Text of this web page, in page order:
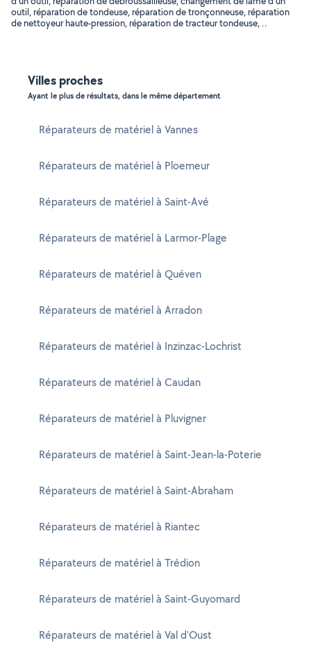
outil, réparation de tondeuse, réparation de tronçonneuse, réparation
de nettoyeur haute-pression, réparation de tracteur tondeuse, ..
Villes proches
Ayant le plus de résultats, dans le même département
Réparateurs de matériel à Vannes
Réparateurs de matériel à Ploemeur
Réparateurs de matériel à Saint-Avé
Réparateurs de matériel à Larmor-Plage
Réparateurs de matériel à Quéven
Réparateurs de matériel à Arradon
Réparateurs de matériel à Inzinzac-Lochrist
Réparateurs de matériel à Caudan
Réparateurs de matériel à Pluvigner
Réparateurs de matériel à Saint-Jean-la-Poterie
Réparateurs de matériel à Saint-Abraham
Réparateurs de matériel à Riantec
Réparateurs de matériel à Trédion
Réparateurs de matériel à Saint-Guyomard
Réparateurs de matériel à Val d'Oust